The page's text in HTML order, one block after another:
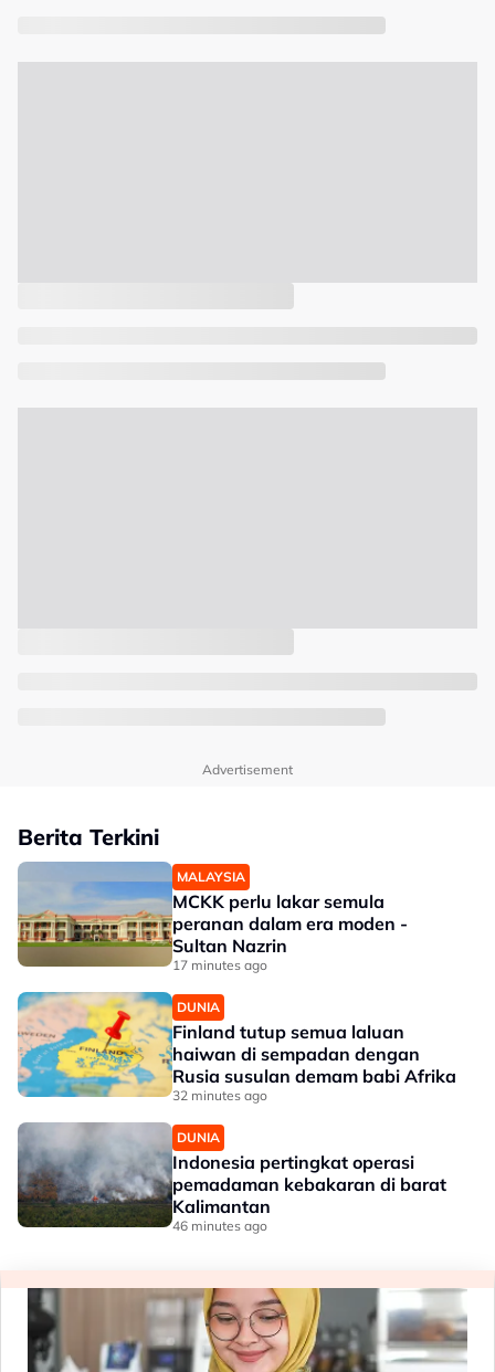
Advertisement
Berita Terkini
MALAYSIA
MCKK perlu lakar semula
peranan dalam era moden -
Sultan Nazrin
17 minutes ago
DUNIA
Finland tutup semua laluan
haiwan di sempadan dengan
Rusia susulan demam babi Afrika
32 minutes ago
DUNIA
Indonesia pertingkat operasi
pemadaman kebakaran di barat
Kalimantan
46 minutes ago